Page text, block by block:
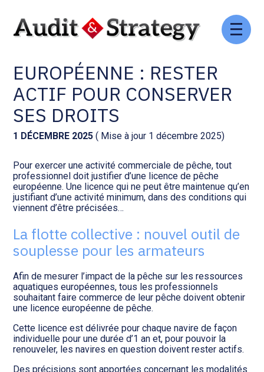
Aller
Comptabilité et conseil
Social et ressources humaines
Assistance juridique
Pilotage d’entreprise
Audit légal
Gestion de patrimoine
Procédures collectives
Gestion des documents : ISuite
Tenue de votre comptabilité :
ACD
Facturation et pilotage :
EVOLIZ
Analyse et tableau de bord :
WAIBI
Gérer vos ressources
humaines : SILAE
EUROPÉENNE : RESTER
ACTIF POUR CONSERVER
SES DROITS
1 DÉCEMBRE 2025 ( Mise à jour 1 décembre 2025)
Pour exercer une activité commerciale de pêche, tout
professionnel doit justifier d’une licence de pêche
européenne. Une licence qui ne peut être maintenue qu’en
justifiant d’une activité minimum, dans des conditions qui
viennent d’être précisées…
La flotte collective : nouvel outil de
souplesse pour les armateurs
Afin de mesurer l’impact de la pêche sur les ressources
aquatiques européennes, tous les professionnels
souhaitant faire commerce de leur pêche doivent obtenir
une licence européenne de pêche.
Cette licence est délivrée pour chaque navire de façon
individuelle pour une durée d’1 an et, pour pouvoir la
renouveler, les navires en question doivent rester actifs.
Des précisions sont apportées concernant les modalités